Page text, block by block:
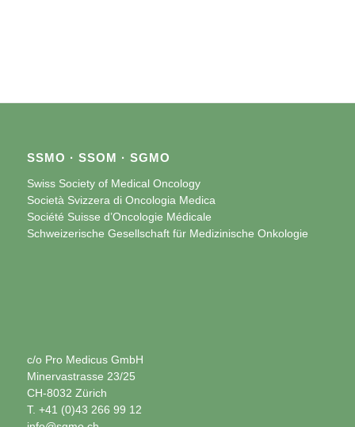
SSMO · SSOM · SGMO
Swiss Society of Medical Oncology
Società Svizzera di Oncologia Medica
Société Suisse d’Oncologie Médicale
Schweizerische Gesellschaft für Medizinische Onkologie
c/o Pro Medicus GmbH
Minervastrasse 23/25
CH-8032 Zürich
T. +41 (0)43 266 99 12